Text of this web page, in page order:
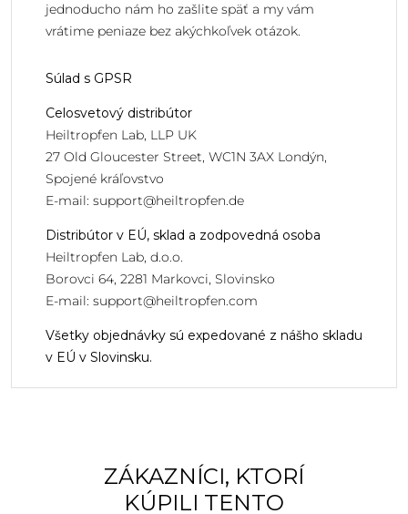
jednoducho nám ho zašlite späť a my vám
vrátime peniaze bez akýchkoľvek otázok.
Súlad s GPSR
Celosvetový distribútor
Heiltropfen Lab, LLP UK
27 Old Gloucester Street, WC1N 3AX Londýn,
Spojené kráľovstvo
E-mail: support@heiltropfen.de
Distribútor v EÚ, sklad a zodpovedná osoba
Heiltropfen Lab, d.o.o.
Borovci 64, 2281 Markovci, Slovinsko
E-mail: support@heiltropfen.com
Všetky objednávky sú expedované z nášho skladu
v EÚ v Slovinsku.
ZÁKAZNÍCI, KTORÍ
KÚPILI TENTO